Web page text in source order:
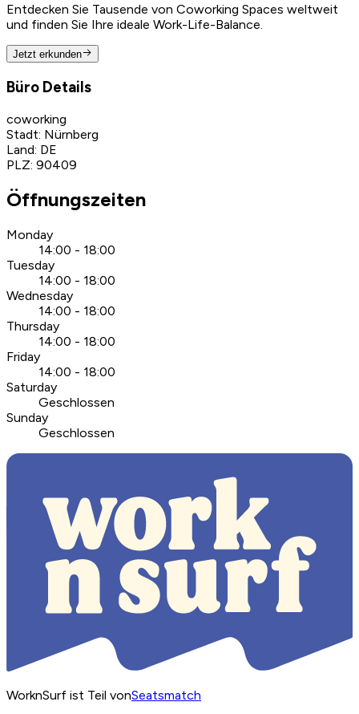
Entdecken Sie Tausende von Coworking Spaces weltweit
und finden Sie Ihre ideale Work-Life-Balance.
Jetzt erkunden
Büro Details
coworking
Stadt: Nürnberg
Land: DE
PLZ: 90409
Öffnungszeiten
Monday
14:00 - 18:00
Tuesday
14:00 - 18:00
Wednesday
14:00 - 18:00
Thursday
14:00 - 18:00
Friday
14:00 - 18:00
Saturday
Geschlossen
Sunday
Geschlossen
WorknSurf ist Teil vonSeatsmatch